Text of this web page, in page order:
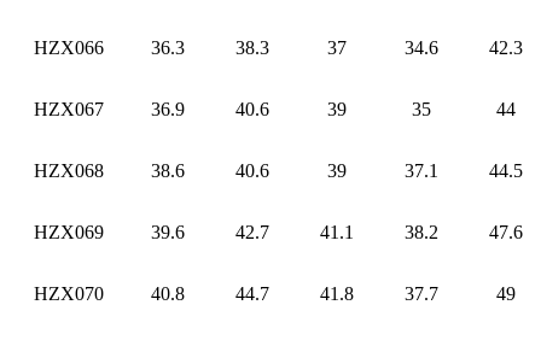
HZX066 36.3 38.3 37 34.6 42.3
HZX067 36.9 40.6 39 35 44
HZX068 38.6 40.6 39 37.1 44.5
HZX069 39.6 42.7 41.1 38.2 47.6
HZX070 40.8 44.7 41.8 37.7 49